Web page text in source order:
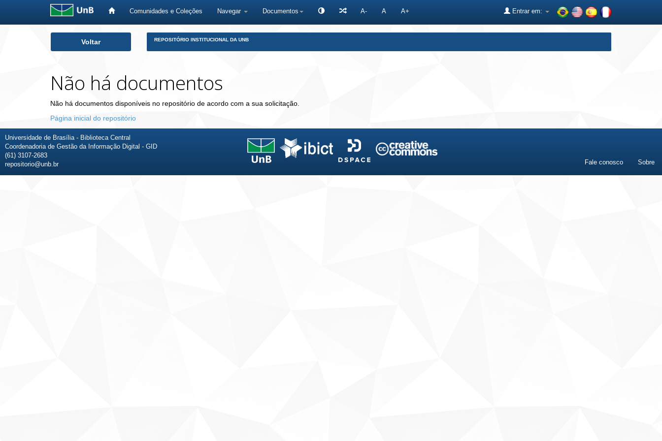
Comunidades e Coleções Navegar Documentos A- A A+ Entrar em:
Voltar REPOSITÓRIO INSTITUCIONAL DA UNB
Não há documentos
Não há documentos disponíveis no repositório de acordo com a sua solicitação.
Página inicial do repositório
Universidade de Brasília - Biblioteca Central
Coordenadoria de Gestão da Informação Digital - GID
(61) 3107-2683
repositorio@unb.br
Fale conosco Sobre